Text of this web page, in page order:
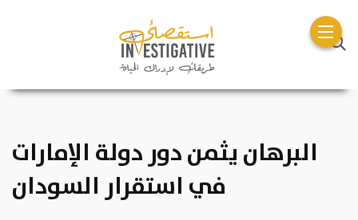
البرهان يثمن دور دولة الإمارات
في استقرار السودان